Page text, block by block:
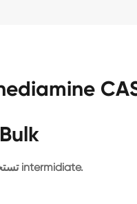
Bulk
تستخدم كدواء intermidiate.